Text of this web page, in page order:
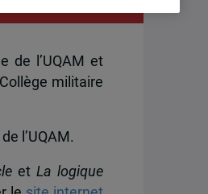
de l’UQAM et
militaire
l’UQAM.
etLa logique